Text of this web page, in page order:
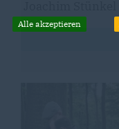
Alle akzeptieren